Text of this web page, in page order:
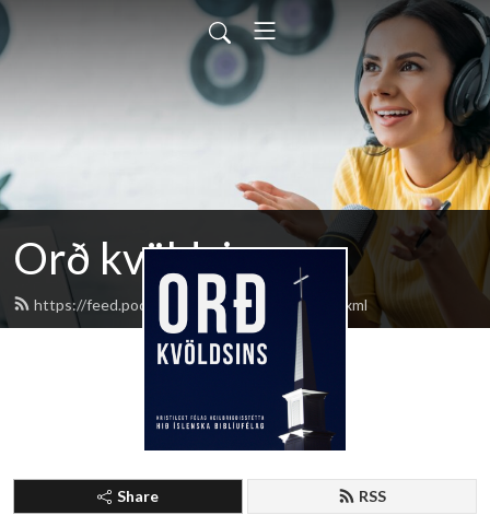
Orð kvöldsins
https://feed.podbean.com/ordkvoldsins/feed.xml
Share RSS